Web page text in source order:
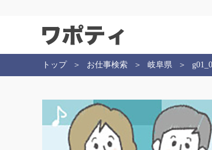
トップ お仕事検索 岐阜県